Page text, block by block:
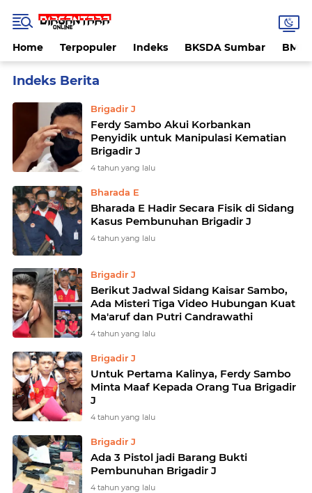
Home Terpopuler Indeks BKSDA Sumbar
Brigadir J
Ferdy Sambo Akui Korbankan
Penyidik untuk Manipulasi Kematian
Brigadir J
4 tahun yang lalu
Bharada E
Bharada E Hadir Secara Fisik di Sidang
Kasus Pembunuhan Brigadir J
4 tahun yang lalu
Brigadir J
Berikut Jadwal Sidang Kaisar Sambo,
Ada Misteri Tiga Video Hubungan Kuat
Ma'aruf dan Putri Candrawathi
4 tahun yang lalu
Brigadir J
Untuk Pertama Kalinya, Ferdy Sambo
Minta Maaf Kepada Orang Tua Brigadir
J
4 tahun yang lalu
Brigadir J
Ada 3 Pistol jadi Barang Bukti
Pembunuhan Brigadir J
4 tahun yang lalu